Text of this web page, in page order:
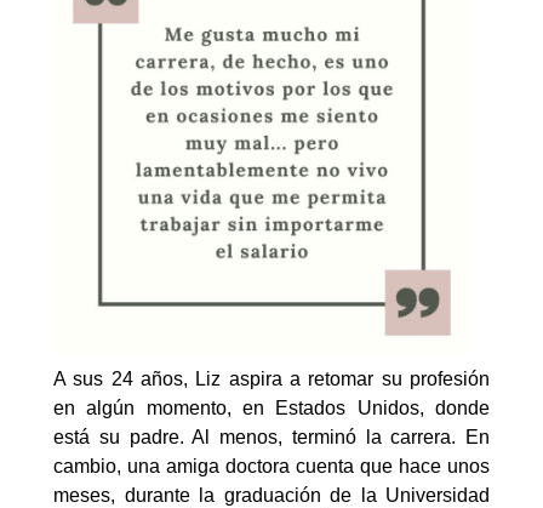
A sus 24 años, Liz aspira a retomar su profesión
en algún momento, en Estados Unidos, donde
está su padre. Al menos, terminó la carrera. En
cambio, una amiga doctora cuenta que hace unos
meses, durante la graduación de la Universidad